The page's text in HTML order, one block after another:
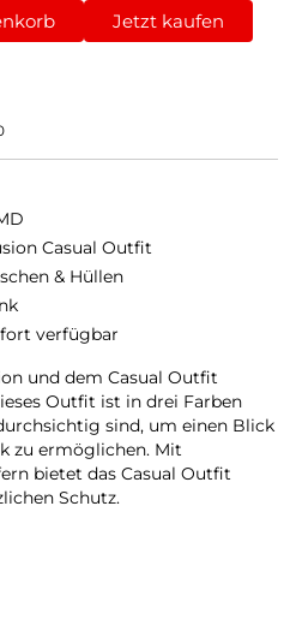
Jetzt kaufen
Casual Outfit
& Hüllen
verfügbar
und dem Casual Outfit
Outfit ist in drei Farben
sind, um einen Blick
zu ermöglichen. Mit
bietet das Casual Outfit
Schutz.